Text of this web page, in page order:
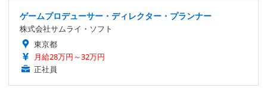
ゲームプロデューサー・ディレクター・プランナー
株式会社サムライ・ソフト
東京都
月給28万円～32万円
正社員